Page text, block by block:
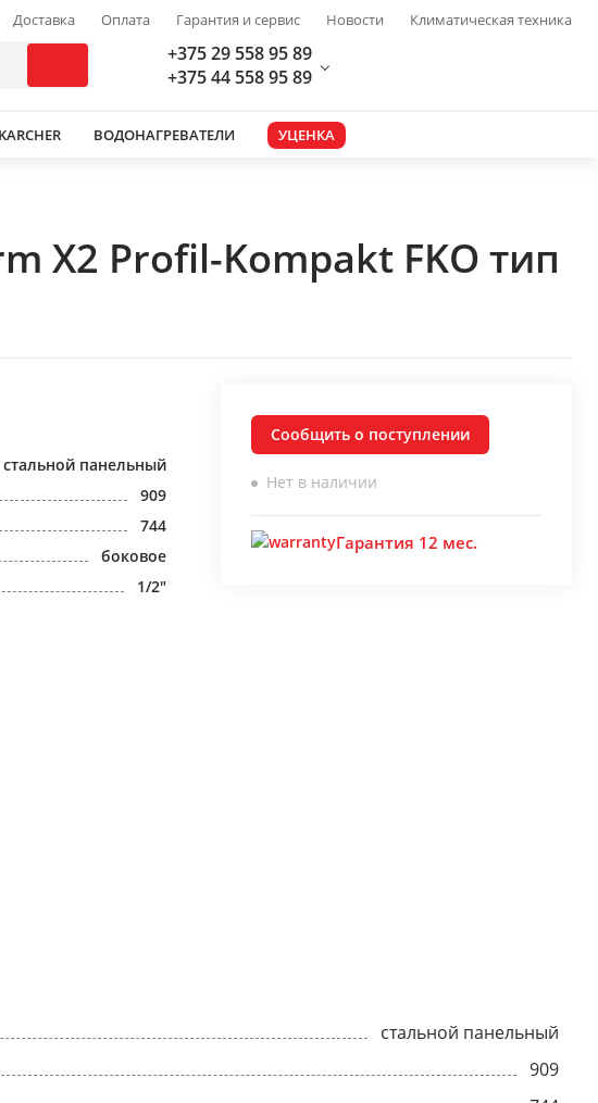
Доставка Оплата Гарантия и сервис Новости Климатическая техника
+375 29 558 95 89
+375 44 558 95 89
KARCHER ВОДОНАГРЕВАТЕЛИ УЦЕНКА
X2 Profil-Kompakt FKO тип
стальной панельный
909
744
боковое
1/2"
Сообщить о поступлении
Нет в наличии
Гарантия 12 мес.
стальной панельный
909